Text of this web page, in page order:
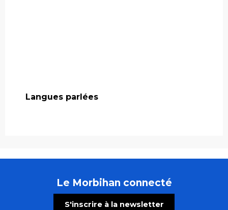
Langues parlées
Langues parlées
Le Morbihan connecté
S'inscrire à la newsletter